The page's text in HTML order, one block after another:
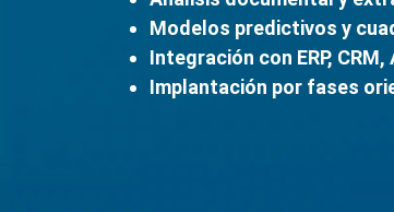
Modelos predictivos y
Integración con ERP,
Implantación por fases